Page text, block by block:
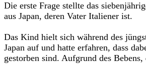
Die erste Frage stellte das
aus Japan, deren Vater Italiener ist.
Das Kind hielt sich während des
Japan auf und hatte erfahren, dass
gestorben sind. Aufgrund des